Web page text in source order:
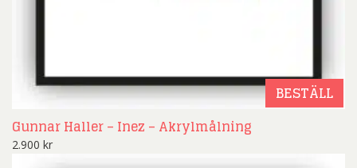
BESTÄLL
Gunnar Haller – Inez – Akrylmålning
2.900 kr